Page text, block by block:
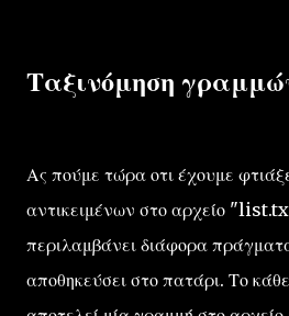
Ταξινόμηση
Ας πούμε τώρα οτι έχουμε
αντικειμένων στο αρχείο
περιλαμβάνει διάφορα
αποθηκεύσει στο πατάρι. Το